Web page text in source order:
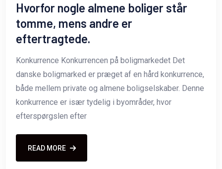
Hvorfor nogle almene boliger står
tomme, mens andre er
eftertragtede.
Konkurrence Konkurrencen på boligmarkedet Det
danske boligmarked er præget af en hård konkurrence,
både mellem private og almene boligselskaber. Denne
konkurrence er især tydelig i byområder, hvor
efterspørgslen efter
READ MORE